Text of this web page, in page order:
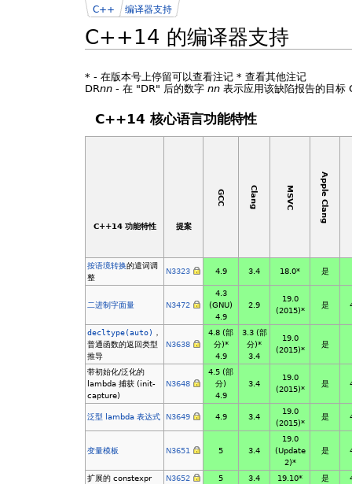
C++14 的编译器支持
C++ 编译器支持
* - 在版本号上停留可以查看注记 * 查看其他注记
DRnn - 在 "DR" 后的数字 nn 表示应用该缺陷报告的目
C++14 核心语言功能特性
C++14 功能特性 提案
GCC Clang MSVC Apple Clang
按语境转换的遣词调
整
N3323 4.9 3.4 18.0* 是
二进制字面量 N3472
4.3
(GNU)
4.9
2.9
19.0
(2015)*
是
decltype(auto) ，
普通函数的返回类型
推导
N3638
4.8 (部
分)*
4.9
3.3 (部
分)*
3.4
19.0
(2015)*
是
带初始化/泛化的
lambda 捕获 (init-
capture)
N3648
4.5 (部
分)
4.9
3.4
19.0
(2015)*
是
泛型 lambda 表达式 N3649 4.9 3.4
19.0
(2015)*
是
变量模板 N3651 5 3.4
19.0
(Update
2)*
是
扩展的 constexpr N3652 5 3.4 19.10* 是